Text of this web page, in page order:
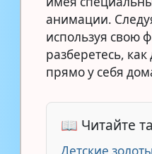
анимации.
используя свою
разберетесь,
прямо у себя
📖 Читайте
Детские